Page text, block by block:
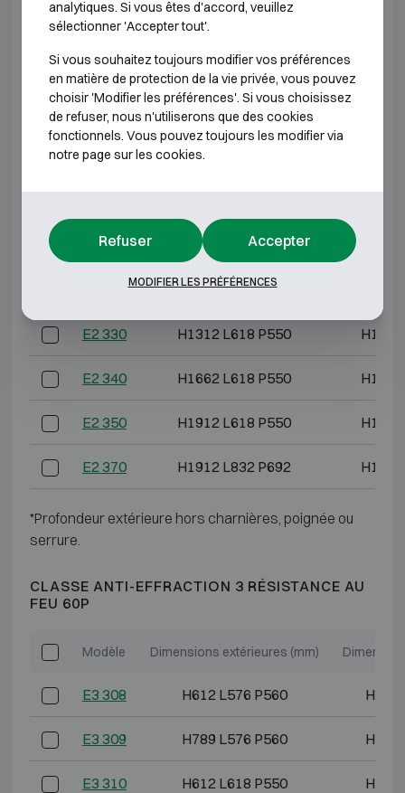
FEU 60P
Modèle Dimensions extérieures (mm)
E2 308 H612 L576 P560
E2 310 H612 L618 P550
H962 L618 P550
E2 330 H1312 L618 P550
E2 340 H1662 L618 P550
E2 350 H1912 L618 P550
E2 370 H1912 L832 P692
*Profondeur extérieure hors charnières, poignée ou
serrure.
CLASSE ANTI-EFFRACTION 3 RÉSISTANCE AU
FEU 60P
Modèle Dimensions extérieures (mm)
E3 308 H612 L576 P560 H493
E3 309 H789 L576 P560 H670
E3 310 H612 L618 P550 H493
analytiques. Si vous êtes d'accord, veuillez
sélectionner 'Accepter tout'.
Si vous souhaitez toujours modifier vos préférences
en matière de protection de la vie privée, vous pouvez
choisir 'Modifier les préférences'. Si vous choisissez
de refuser, nous n'utiliserons que des cookies
fonctionnels. Vous pouvez toujours les modifier via
notre page sur les cookies.
Refuser Accepter
MODIFIER LES PRÉFÉRENCES